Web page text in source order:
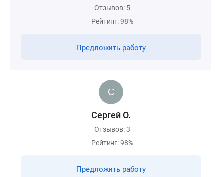
Отзывов: 5
Рейтинг: 98%
Предложить работу
Сергей О.
Отзывов: 3
Рейтинг: 98%
Предложить работу